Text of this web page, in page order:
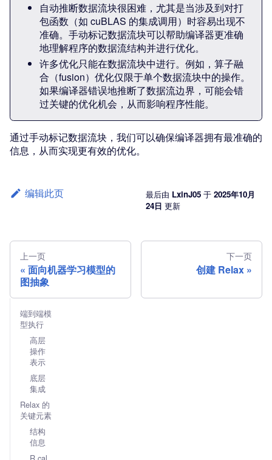
自动推断数据流块很困难，尤其是当涉及到对打
包函数（如 cuBLAS 的集成调用）时容易出现不
准确。手动标记数据流块可以帮助编译器更准确
地理解程序的数据流结构并进行优化。
许多优化只能在数据流块中进行。例如，算子融
合（fusion）优化仅限于单个数据流块中的操作。
如果编译器错误地推断了数据流边界，可能会错
过关键的优化机会，从而影响程序性能。
通过手动标记数据流块，我们可以确保编译器拥有最准确的
信息，从而实现更有效的优化。
编辑此页 最后由 LxinJ05 于 2025年10月
24日 更新
上一页
面向机器学习模型的
图抽象
下一页
创建 Relax
端到端模
型执行
高层
操作
表示
底层
集成
Relax 的
关键元素
结构
信息